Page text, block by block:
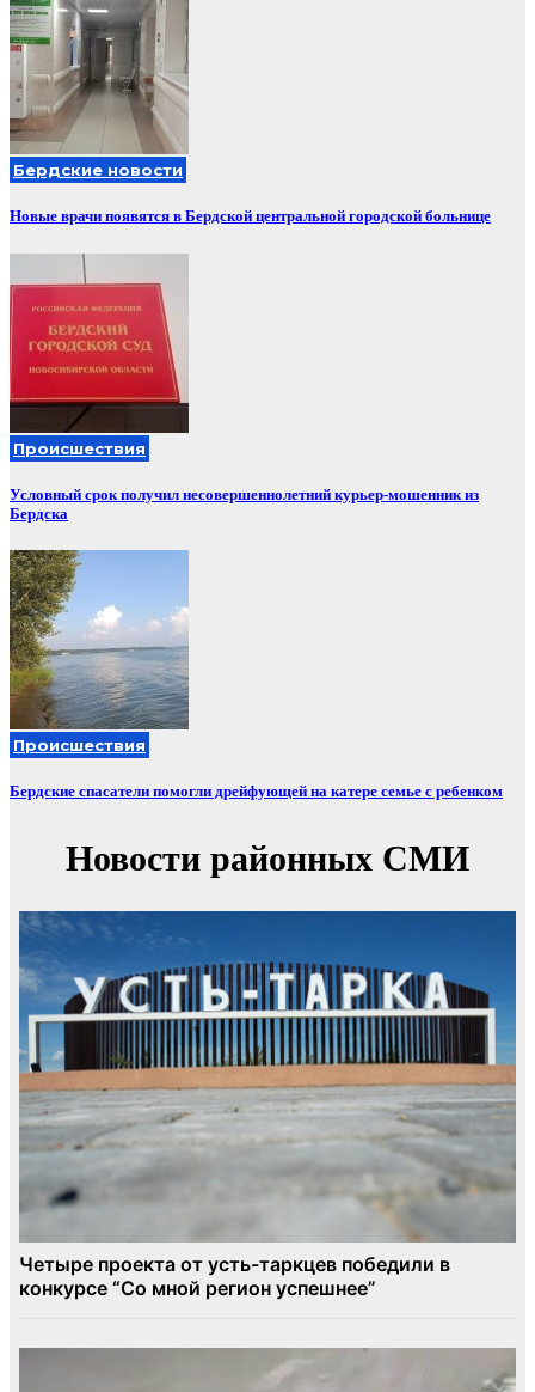
Бердские новости
Новые врачи появятся в Бердской центральной городской больнице
Происшествия
Условный срок получил несовершеннолетний курьер-мошенник из
Бердска
Происшествия
Бердские спасатели помогли дрейфующей на катере семье с ребенком